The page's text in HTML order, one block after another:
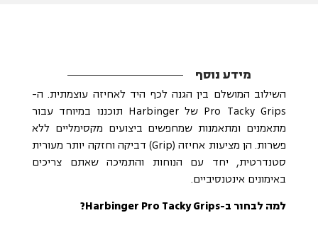
מידע נוסף
השילוב המושלם בין הגנה לכף היד לאחיזה עוצמתית. ה-
Pro Tacky Grips של Harbinger תוכננו במיוחד עבור
מתאמנים ומתאמנות שמחפשים ביצועים מקסימליים ללא
פשרות. הן מציעות אחיזה (Grip) דביקה וחזקה יותר מעורית
סטנדרטית, יחד עם הנוחות והתמיכה שאתם צריכים
באימונים אינטנסיביים.
למה לבחור ב-Harbinger Pro Tacky Grips?